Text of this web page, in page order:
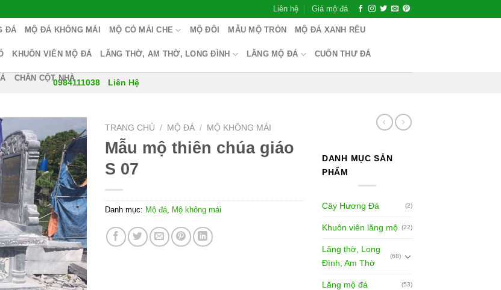
Liên hệ Giá mộ đá
ĐÁ MỘ ĐÁ KHÔNG MÁI MỘ CÓ MÁI CHE MỘ ĐÔI MẪU MỘ TRÒN MỘ ĐÁ XANH RÊU
KHUÔN VIÊN MỘ ĐÁ LĂNG THỜ, AM THỜ, LONG ĐÌNH LĂNG MỘ ĐÁ CUỐN THƯ ĐÁ
CHÂN CỘT NHÀ
0984111038- Liên Hệ
TRANG CHỦ / MỘ ĐÁ / MỘ KHÔNG MÁI
Mẫu mộ thiên chúa giáo
S 07
Danh mục: Mộ đá Mộ không mái
DANH MỤC SẢN
PHẨM
Cây Hương Đá (2)
Khuôn viên lăng mộ (22)
Lăng thờ, Long
Đình, Am Thờ
(68)
Lăng mộ đá (53)